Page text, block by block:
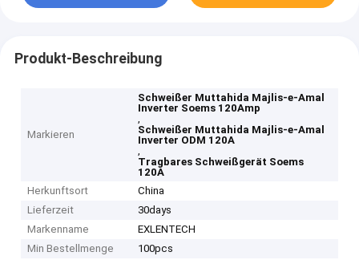
Produkt-Beschreibung
Markieren
Schweißer Muttahida Majlis-e-Amal
Inverter Soems 120Amp
,
Schweißer Muttahida Majlis-e-Amal
Inverter ODM 120A
,
Tragbares Schweißgerät Soems
120A
Herkunftsort
China
Lieferzeit
30days
Markenname
EXLENTECH
Min Bestellmenge
100pcs